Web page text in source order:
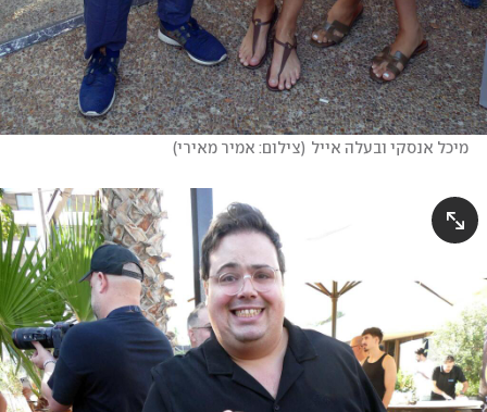
מיכל אנסקי ובעלה אייל (צילום: אמיר מאירי)